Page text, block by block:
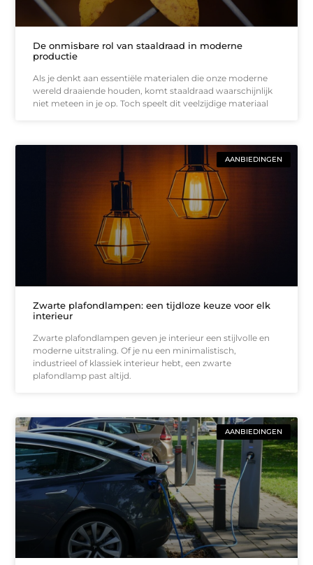
De onmisbare rol van staaldraad in moderne
productie
Als je denkt aan essentiële materialen die onze moderne
wereld draaiende houden, komt staaldraad waarschijnlijk
niet meteen in je op. Toch speelt dit veelzijdige materiaal
AANBIEDINGEN
Zwarte plafondlampen: een tijdloze keuze voor elk
interieur
Zwarte plafondlampen geven je interieur een stijlvolle en
moderne uitstraling. Of je nu een minimalistisch,
industrieel of klassiek interieur hebt, een zwarte
plafondlamp past altijd.
AANBIEDINGEN